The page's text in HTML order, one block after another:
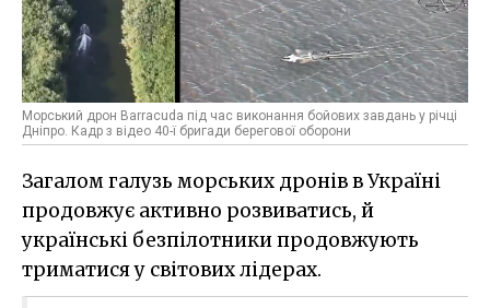
Морський дрон Barracuda під час виконання бойових завдань у річці
Дніпро. Кадр з відео 40-ї бригади берегової оборони
Загалом галузь морських дронів в Україні
продовжує активно розвиватись, й
українські безпілотники продовжують
триматися у світових лідерах.